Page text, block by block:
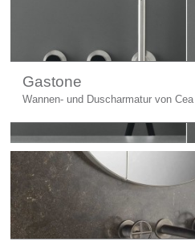
Gastone
Wannen- und Duscharmatur von Cea